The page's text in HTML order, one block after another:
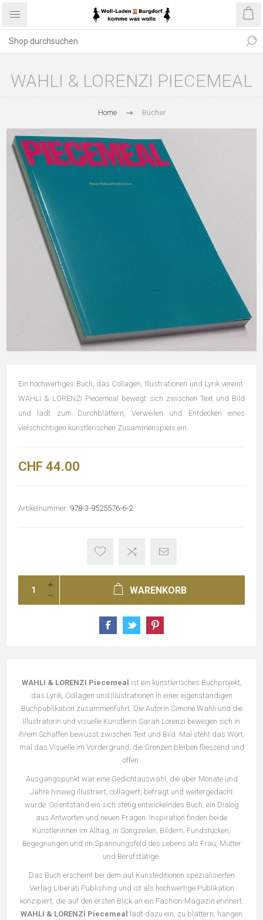
WAHLI & LORENZI PIECEMEAL
Home Bücher
Ein hochwertiges Buch, das Collagen, Illustrationen und Lyrik vereint.
WAHLI & LORENZI Piecemeal bewegt sich zwischen Text und Bild
und lädt zum Durchblättern, Verweilen und Entdecken eines
vielschichtigen künstlerischen Zusammenspiels ein.
CHF 44.00
Artikelnummer: 978-3-9525576-6-2
WARENKORB
WAHLI & LORENZI Piecemeal ist ein künstlerisches Buchprojekt,
das Lyrik, Collagen und Illustrationen in einer eigenständigen
Buchpublikation zusammenführt. Die Autorin Simone Wahli und die
Illustratorin und visuelle Künstlerin Sarah Lorenzi bewegen sich in
ihrem Schaffen bewusst zwischen Text und Bild. Mal steht das Wort,
mal das Visuelle im Vordergrund, die Grenzen bleiben fliessend und
offen.
Ausgangspunkt war eine Gedichtauswahl, die über Monate und
Jahre hinweg illustriert, collagiert, befragt und weitergedacht
wurde. So entstand ein sich stetig entwickelndes Buch, ein Dialog
aus Antworten und neuen Fragen. Inspiration finden beide
Künstlerinnen im Alltag, in Songzeilen, Bildern, Fundstücken,
Begegnungen und im Spannungsfeld des Lebens als Frau, Mutter
und Berufstätige.
Das Buch erscheint bei dem auf Kunsteditionen spezialisierten
Verlag Liberati Publishing und ist als hochwertige Publikation
konzipiert, die auf den ersten Blick an ein Fashion-Magazin erinnert.
WAHLI & LORENZI Piecemeal
lädt dazu ein, zu blättern, hängen